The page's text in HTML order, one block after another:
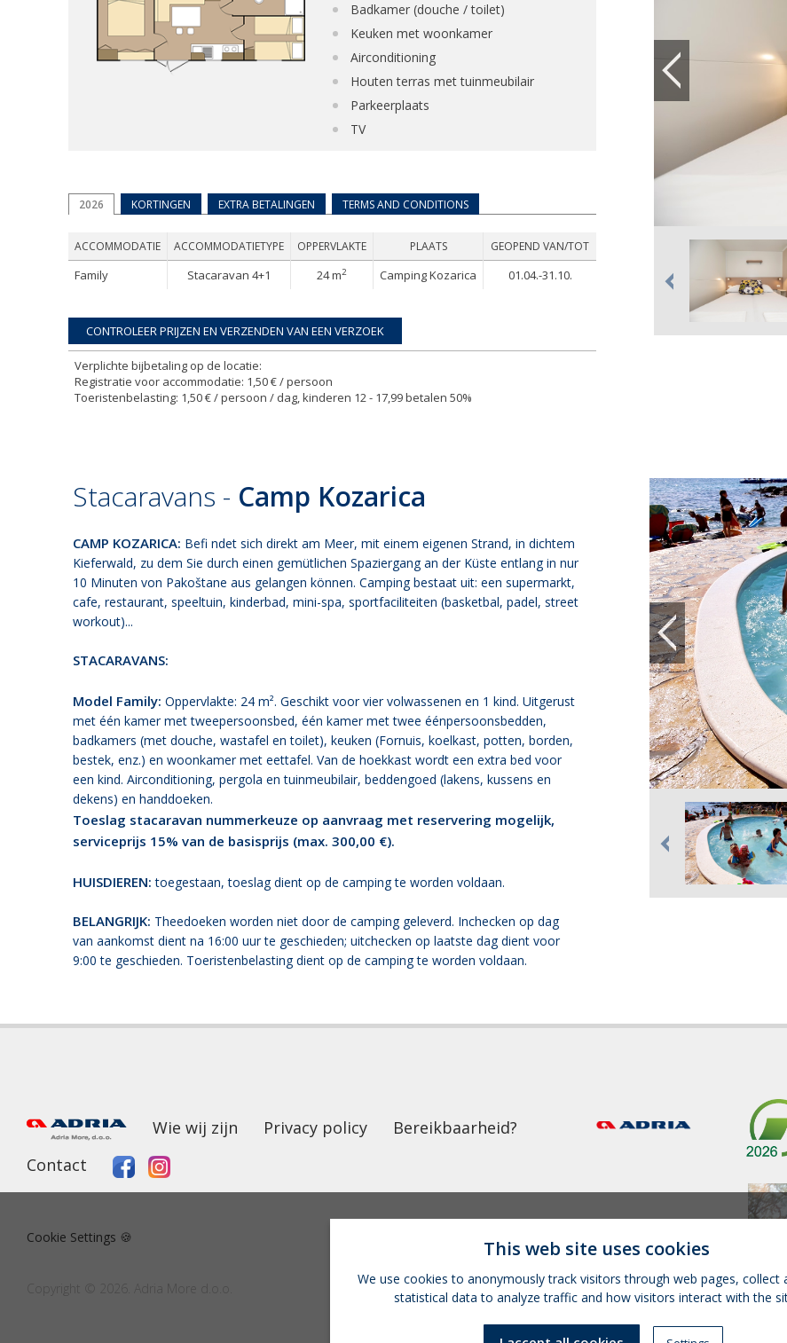
Badkamer (douche / toilet)
Keuken met woonkamer
Airconditioning
Houten terras met tuinmeubilair
Parkeerplaats
TV
2026 KORTINGEN EXTRA BETALINGEN TERMS AND CONDITIONS
ACCOMMODATIE ACCOMMODATIETYPE OPPERVLAKTE PLAATS GEOPEND VAN/TOT
Family Stacaravan 4+1 24 m2 Camping Kozarica 01.04.-31.10.
Verplichte bijbetaling op de locatie:
Registratie voor accommodatie: 1,50 € / persoon
Toeristenbelasting: 1,50 € / persoon / dag, kinderen 12 - 17,99 betalen 50%
Stacaravans - Camp Kozarica
CAMP KOZARICA: Befi ndet sich direkt am Meer, mit einem eigenen Strand, in dichtem
Kieferwald, zu dem Sie durch einen gemütlichen Spaziergang an der Küste entlang in nur
10 Minuten von Pakoštane aus gelangen können. Camping bestaat uit: een supermarkt,
cafe, restaurant, speeltuin, kinderbad, mini-spa, sportfaciliteiten (basketbal, padel, street
workout)...
STACARAVANS:
Model Family: Oppervlakte: 24 m². Geschikt voor vier volwassenen en 1 kind. Uitgerust
met één kamer met tweepersoonsbed, één kamer met twee éénpersoonsbedden,
badkamers (met douche, wastafel en toilet), keuken (Fornuis, koelkast, potten, borden,
bestek, enz.) en woonkamer met eettafel. Van de hoekkast wordt een extra bed voor
een kind. Airconditioning, pergola en tuinmeubilair, beddengoed (lakens, kussens en
dekens) en handdoeken.
Toeslag stacaravan nummerkeuze op aanvraag met reservering mogelijk,
serviceprijs 15% van de basisprijs (max. 300,00 €).
HUISDIEREN: toegestaan, toeslag dient op de camping te worden voldaan.
BELANGRIJK: Theedoeken worden niet door de camping geleverd. Inchecken op dag
van aankomst dient na 16:00 uur te geschieden; uitchecken op laatste dag dient voor
9:00 te geschieden. Toeristenbelasting dient op de camping te worden voldaan.
Wie wij zijn Privacy policy
Bereikbaarheid?
Contact
Cookie Settings 🍪
Copyright © 2026. Adria More d.o.o.
This web site uses cookies
We use cookies to anonymously track visitors through web pages, collect
statistical data to analyze traffic and how visitors interact with the